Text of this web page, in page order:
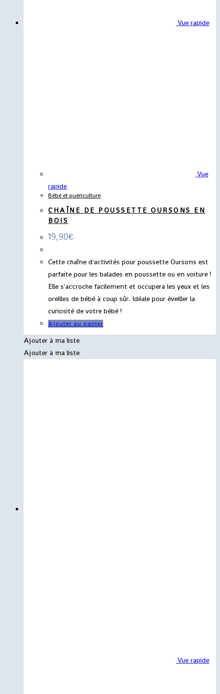
Vue rapide
Vue
rapide
Bébé et puériculture
CHAÎNE DE POUSSETTE OURSONS EN
BOIS
19,90€
Cette chaîne d'activités pour poussette Oursons est
parfaite pour les balades en poussette ou en voiture !
Elle s'accroche facilement et occupera les yeux et les
oreilles de bébé à coup sûr. Idéale pour éveiller la
curiosité de votre bébé !
Ajouter au panier
Ajouter à ma liste
Ajouter à ma liste
Vue rapide